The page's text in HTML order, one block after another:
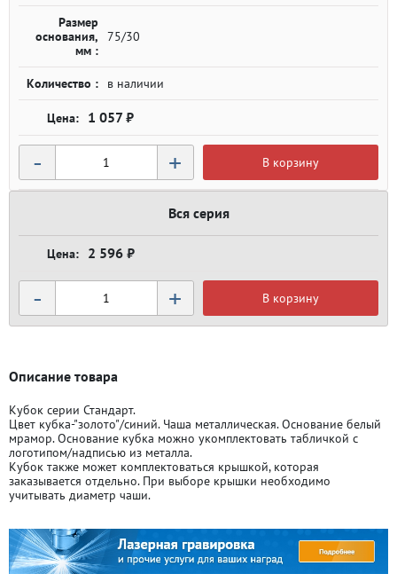
Размер
основания,
мм :
75/30
Количество : в наличии
1 057 ₽
- + В корзину
Вся серия
2 596 ₽
- + В корзину
Описание товара
Кубок серии Стандарт.
Цвет кубка-"золото"/синий. Чаша металлическая. Основание белый
мрамор. Основание кубка можно укомплектовать табличкой с
логотипом/надписью из металла.
Кубок также может комплектоваться крышкой, которая
заказывается отдельно. При выборе крышки необходимо
учитывать диаметр чаши.